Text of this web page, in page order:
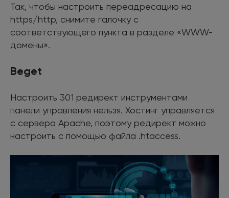
Так, чтобы настроить переадресацию на
https/http, снимите галочку с
соответствующего пункта в разделе «WWW-
домены».
Beget
Настроить 301 редирект инструментами
панели управления нельзя. Хостинг управляется
с сервера Apache, поэтому редирект можно
настроить с помощью файла .htaccess.